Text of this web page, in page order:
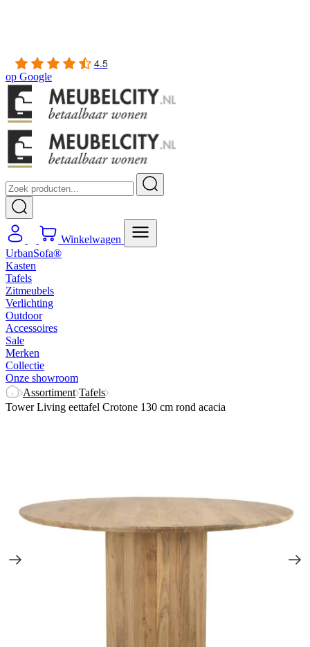
4.5
op Google
Winkelwagen
UrbanSofa®
Kasten
Tafels
Zitmeubels
Verlichting
Outdoor
Accessoires
Sale
Merken
Collectie
Onze showroom
Assortiment Tafels
Tower Living eettafel Crotone 130 cm rond acacia